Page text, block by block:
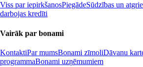
Viss par iepirkšanosPiegādeSūdzības un
darbojas kredīti
Vairāk par bonami
KontaktiPar mumsBonami zīmoliDāvanu
programmaBonami uzņēmumiem